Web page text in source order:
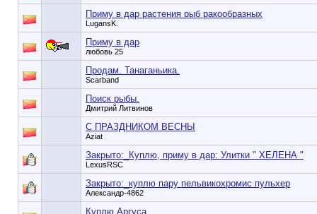
Приму в дар растения рыб ракообразных
LugansK.
Приму в дар
любовь 25
Продам. Танаганьика.
Scarband
Поиск рыбы.
Дмитрий Литвинов
С ПРАЗДНИКОМ ВЕСНЫ
Aziat
Закрыто:_ Куплю, приму в дар: Улитки " ХЕЛЕНА "
LexusRSC
Закрыто:_ куплю пару пельвикохромис пульхер
Александр-4862
Куплю Аргуса